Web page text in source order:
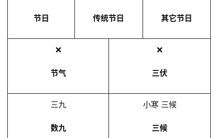
节日 传统节日 其它节日
❌
节气
❌
三伏
三九
数九
小寒 三候
三候